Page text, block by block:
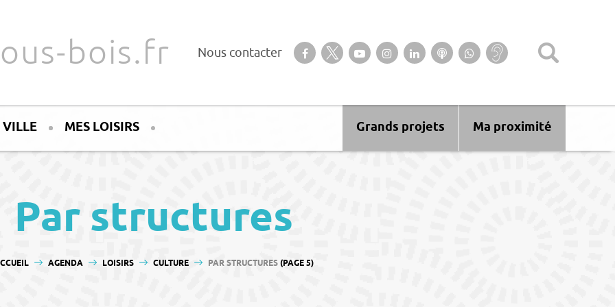
bois.fr Nous contacter Suivez-nous sur notre page Facebook
Suivez-nous sur Twitter
Suivez-nous sur YouTube
Suivez-nous sur Instagram
Retrouvez-nous sur Linkedin
Ecoutez nos Podcasts
Suivez-nous sur
WhatsApp
Baisse
d’audition ?
MES LOISIRS Ma proximité
Grands projets
Par structures
ÊTES ICI :AGENDA LOISIRS CULTURE PAR STRUCTURES(PAGE 5)